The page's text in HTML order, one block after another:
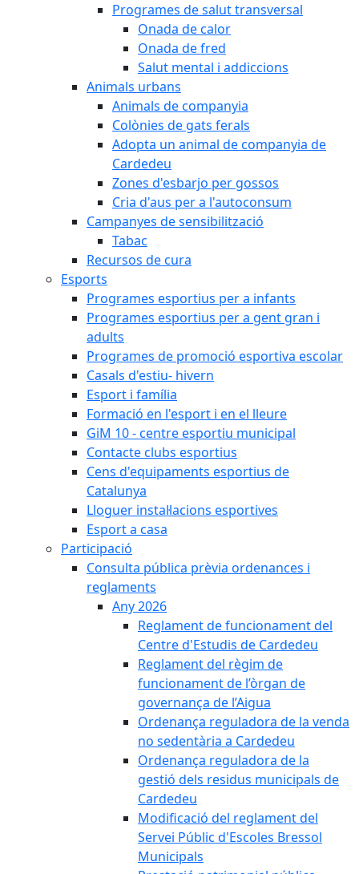
Programes de salut transversal
Onada de calor
Onada de fred
Salut mental i addiccions
Animals urbans
Animals de companyia
Colònies de gats ferals
Adopta un animal de companyia de
Cardedeu
Zones d'esbarjo per gossos
Cria d'aus per a l'autoconsum
Campanyes de sensibilització
Tabac
Recursos de cura
Esports
Programes esportius per a infants
Programes esportius per a gent gran i
adults
Programes de promoció esportiva escolar
Casals d'estiu- hivern
Esport i família
Formació en l'esport i en el lleure
GiM 10 - centre esportiu municipal
Contacte clubs esportius
Cens d'equipaments esportius de
Catalunya
Lloguer instal·lacions esportives
Esport a casa
Participació
Consulta pública prèvia ordenances i
reglaments
Any 2026
Reglament de funcionament del
Centre d'Estudis de Cardedeu
Reglament del règim de
funcionament de l’òrgan de
governança de l’Aigua
Ordenança reguladora de la venda
no sedentària a Cardedeu
Ordenança reguladora de la
gestió dels residus municipals de
Cardedeu
Modificació del reglament del
Servei Públic d'Escoles Bressol
Municipals